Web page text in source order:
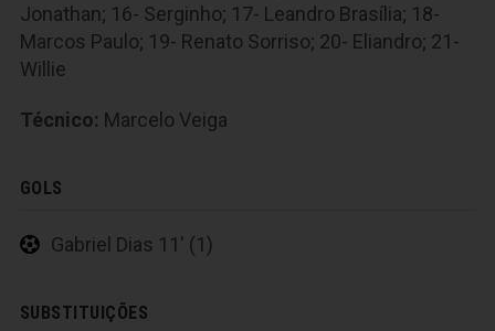
Jonathan; 16- Serginho; 17- Leandro Brasília; 18-
Marcos Paulo; 19- Renato Sorriso; 20- Eliandro; 21-
Willie
Técnico: Marcelo Veiga
GOLS
Gabriel Dias 11' (1)
SUBSTITUIÇÕES